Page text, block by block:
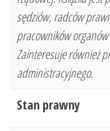
sędziów, radców
pracowników
Zainteresuje również
administracyjnego.
Stan prawny